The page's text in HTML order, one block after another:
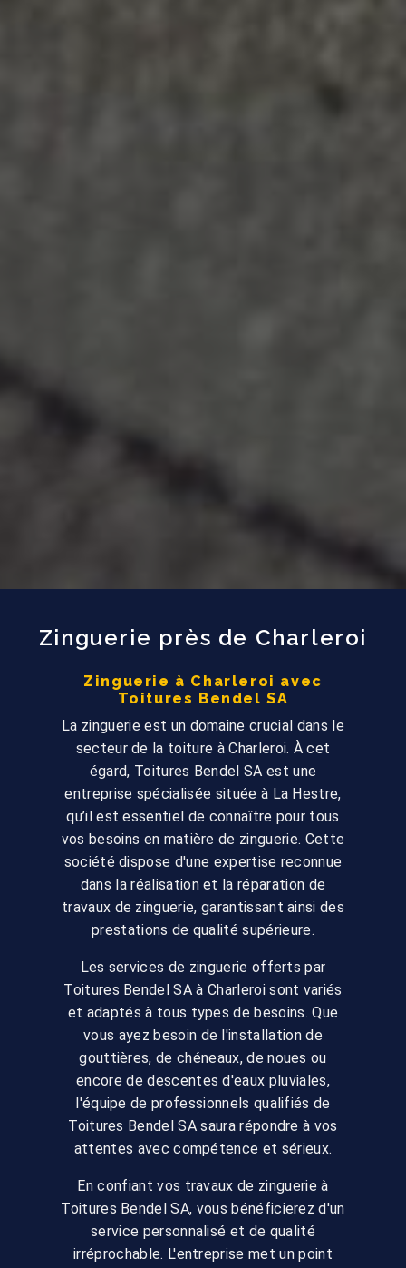
Zinguerie près de Charleroi
Zinguerie à Charleroi avec
Toitures Bendel SA
La zinguerie est un domaine crucial dans le
secteur de la toiture à Charleroi. À cet
égard, Toitures Bendel SA est une
entreprise spécialisée située à La Hestre,
qu’il est essentiel de connaître pour tous
vos besoins en matière de zinguerie. Cette
société dispose d'une expertise reconnue
dans la réalisation et la réparation de
travaux de zinguerie, garantissant ainsi des
prestations de qualité supérieure.
Les services de zinguerie offerts par
Toitures Bendel SA à Charleroi sont variés
et adaptés à tous types de besoins. Que
vous ayez besoin de l'installation de
gouttières, de chéneaux, de noues ou
encore de descentes d'eaux pluviales,
l'équipe de professionnels qualifiés de
Toitures Bendel SA saura répondre à vos
attentes avec compétence et sérieux.
En confiant vos travaux de zinguerie à
Toitures Bendel SA, vous bénéficierez d'un
service personnalisé et de qualité
irréprochable. L'entreprise met un point